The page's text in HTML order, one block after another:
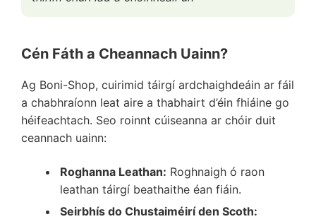
Cén Fáth a Cheannach Uainn?
Ag Boni-Shop, cuirimid táirgí ardchaighdeáin ar fáil
a chabhraíonn leat aire a thabhairt d’éin fhiáine go
héifeachtach. Seo roinnt cúiseanna ar chóir duit
ceannach uainn:
Roghanna Leathan: Roghnaigh ó raon
leathan táirgí beathaithe éan fiáin.
Seirbhís do Chustaiméirí den Scoth: